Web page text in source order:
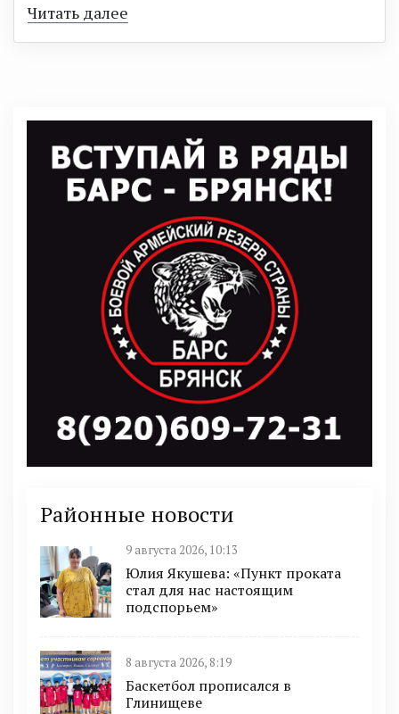
Читать далее
Районные новости
9 августа 2026, 10:13
Юлия Якушева: «Пункт проката
стал для нас настоящим
подспорьем»
8 августа 2026, 8:19
Баскетбол прописался в
Глинищеве